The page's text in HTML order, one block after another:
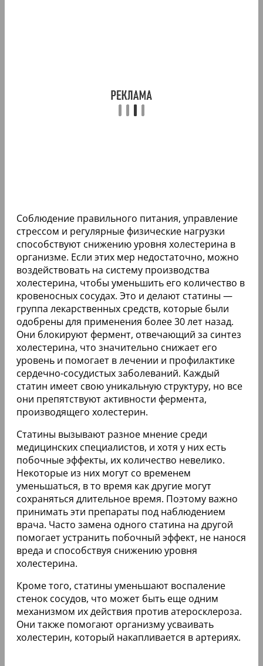
Соблюдение правильного питания, управление
стрессом и регулярные физические нагрузки
способствуют снижению уровня холестерина в
организме. Если этих мер недостаточно, можно
воздействовать на систему производства
холестерина, чтобы уменьшить его количество в
кровеносных сосудах. Это и делают статины —
группа лекарственных средств, которые были
одобрены для применения более 30 лет назад.
Они блокируют фермент, отвечающий за синтез
холестерина, что значительно снижает его
уровень и помогает в лечении и профилактике
сердечно-сосудистых заболеваний. Каждый
статин имеет свою уникальную структуру, но все
они препятствуют активности фермента,
производящего холестерин.
Статины вызывают разное мнение среди
медицинских специалистов, и хотя у них есть
побочные эффекты, их количество невелико.
Некоторые из них могут со временем
уменьшаться, в то время как другие могут
сохраняться длительное время. Поэтому важно
принимать эти препараты под наблюдением
врача. Часто замена одного статина на другой
помогает устранить побочный эффект, не нанося
вреда и способствуя снижению уровня
холестерина.
Кроме того, статины уменьшают воспаление
стенок сосудов, что может быть еще одним
механизмом их действия против атеросклероза.
Они также помогают организму усваивать
холестерин, который накапливается в артериях.